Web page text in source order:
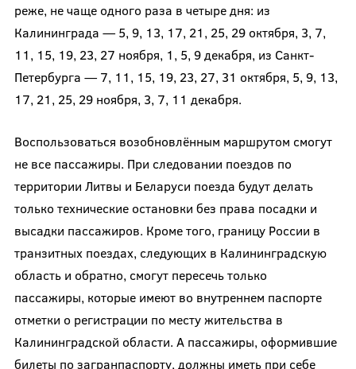
реже, не чаще одного раза в четыре дня: из
Калининграда — 5, 9, 13, 17, 21, 25, 29 октября, 3, 7,
11, 15, 19, 23, 27 ноября, 1, 5, 9 декабря, из Санкт-
Петербурга — 7, 11, 15, 19, 23, 27, 31 октября, 5, 9, 13,
17, 21, 25, 29 ноября, 3, 7, 11 декабря.
Воспользоваться возобновлённым маршрутом смогут
не все пассажиры. При следовании поездов по
территории Литвы и Беларуси поезда будут делать
только технические остановки без права посадки и
высадки пассажиров. Кроме того, границу России в
транзитных поездах, следующих в Калининградскую
область и обратно, смогут пересечь только
пассажиры, которые имеют во внутреннем паспорте
отметки о регистрации по месту жительства в
Калининградской области. А пассажиры, оформившие
билеты по загранпаспорту, должны иметь при себе